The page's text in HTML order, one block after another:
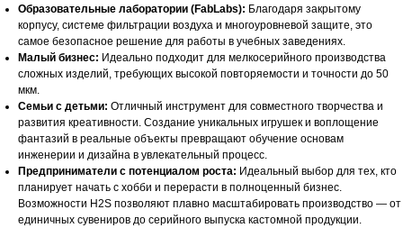
Образовательные лаборатории (FabLabs): Благодаря закрытому
корпусу, системе фильтрации воздуха и многоуровневой защите, это
самое безопасное решение для работы в учебных заведениях.
Малый бизнес: Идеально подходит для мелкосерийного производства
сложных изделий, требующих высокой повторяемости и точности до 50
мкм.
Семьи с детьми: Отличный инструмент для совместного творчества и
развития креативности. Создание уникальных игрушек и воплощение
фантазий в реальные объекты превращают обучение основам
инженерии и дизайна в увлекательный процесс.
Предприниматели с потенциалом роста: Идеальный выбор для тех, кто
планирует начать с хобби и перерасти в полноценный бизнес.
Возможности H2S позволяют плавно масштабировать производство — от
единичных сувениров до серийного выпуска кастомной продукции.